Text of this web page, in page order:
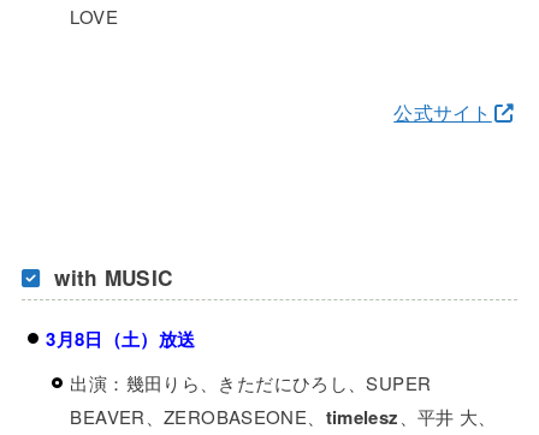
LOVE
公式サイト
with MUSIC
3月8日（土）放送
出演：幾田りら、きただにひろし、SUPER
BEAVER、ZEROBASEONE、 timelesz 、平井 大、